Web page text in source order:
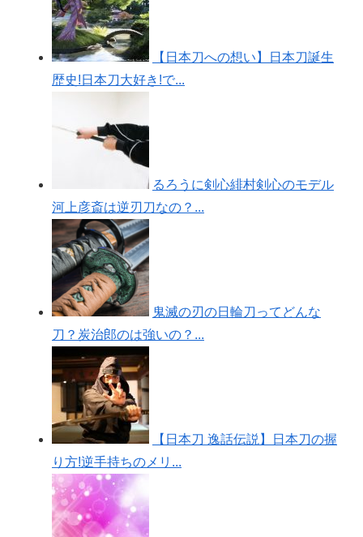
【日本刀への想い】日本刀誕生
歴史!日本刀大好き!で...
るろうに剣心緋村剣心のモデル
河上彦斎は逆刃刀なの？...
鬼滅の刃の日輪刀ってどんな
刀？炭治郎のは強いの？...
【日本刀 逸話伝説】日本刀の握
り方!逆手持ちのメリ...